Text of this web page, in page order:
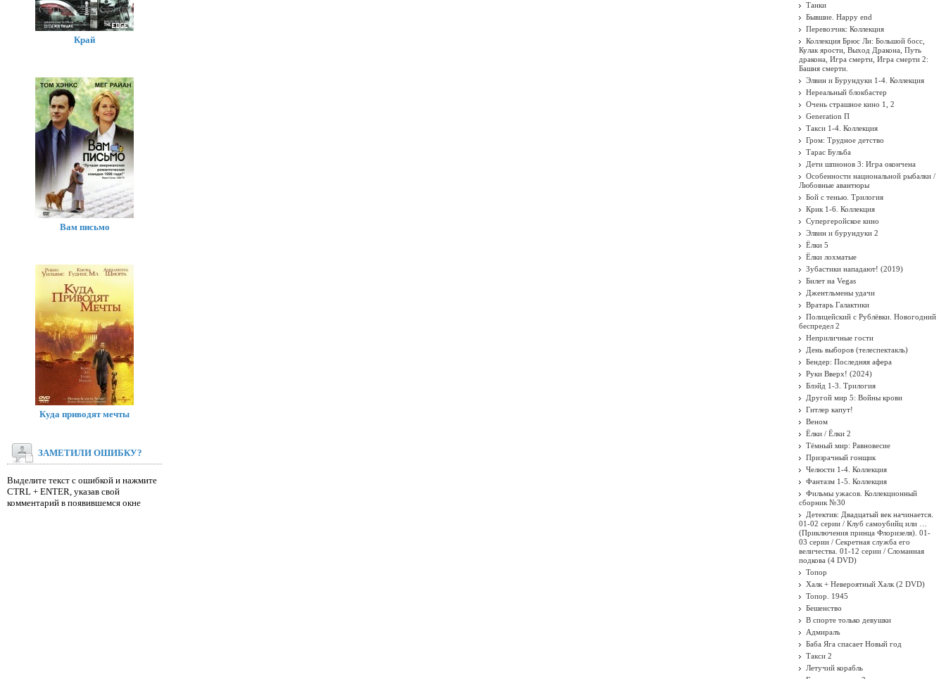
Край
Вам письмо
Куда приводят мечты
ЗАМЕТИЛИ ОШИБКУ?
Выделите текст с ошибкой и нажмите
CTRL + ENTER, указав свой
комментарий в появившемся окне
Танки
Бывшие. Happy end
Перевозчик: Коллекция
Коллекция Брюс Ли: Большой босс,
Кулак ярости, Выход Дракона, Путь
дракона, Игра смерти, Игра смерти 2:
Башня смерти.
Элвин и Бурундуки 1-4. Коллекция
Нереальный блокбастер
Очень страшное кино 1, 2
Generation П
Такси 1-4. Коллекция
Гром: Трудное детство
Тарас Бульба
Дети шпионов 3: Игра окончена
Особенности национальной рыбалки /
Любовные авантюры
Бой с тенью. Трилогия
Крик 1-6. Коллекция
Супергеройское кино
Элвин и бурундуки 2
Ёлки 5
Ёлки лохматые
Зубастики нападают! (2019)
Билет на Vegas
Джентльмены удачи
Вратарь Галактики
Полицейский с Рублёвки. Новогодний
беспредел 2
Неприличные гости
День выборов (телеспектакль)
Бендер: Последняя афера
Руки Вверх! (2024)
Блэйд 1-3. Трилогия
Другой мир 5: Войны крови
Гитлер капут!
Веном
Ёлки / Ёлки 2
Тёмный мир: Равновесие
Призрачный гонщик
Челюсти 1-4. Коллекция
Фантазм 1-5. Коллекция
Фильмы ужасов. Коллекционный
сборник №30
Детектив: Двадцатый век начинается.
01-02 серии / Клуб самоубийц или …
(Приключения принца Флоризеля). 01-
03 серии / Секретная служба его
величества. 01-12 серии / Сломанная
подкова (4 DVD)
Топор
Халк + Невероятный Халк (2 DVD)
Топор. 1945
Бешенство
В спорте только девушки
Адмиралъ
Баба Яга спасает Новый год
Такси 2
Летучий корабль